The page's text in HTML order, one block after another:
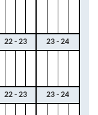
22 - 23 23 - 24
22 - 23 23 - 24